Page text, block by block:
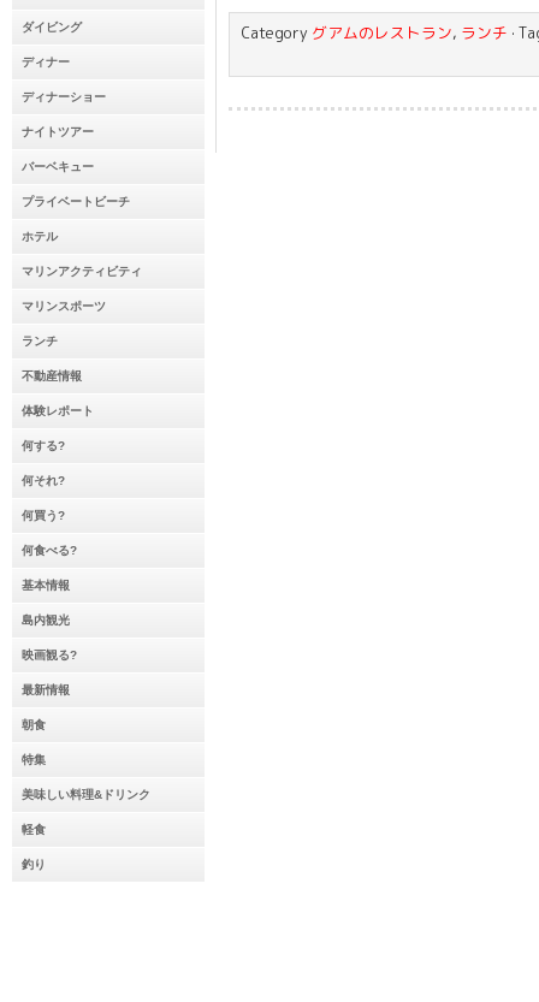
ダイビング
ディナー
ディナーショー
ナイトツアー
バーベキュー
プライベートビーチ
ホテル
マリンアクティビティ
マリンスポーツ
ランチ
不動産情報
体験レポート
何する?
何それ?
何買う?
何食べる?
基本情報
島内観光
映画観る?
最新情報
朝食
特集
美味しい料理&ドリンク
軽食
釣り
Category グアムのレストラン, ランチ ·